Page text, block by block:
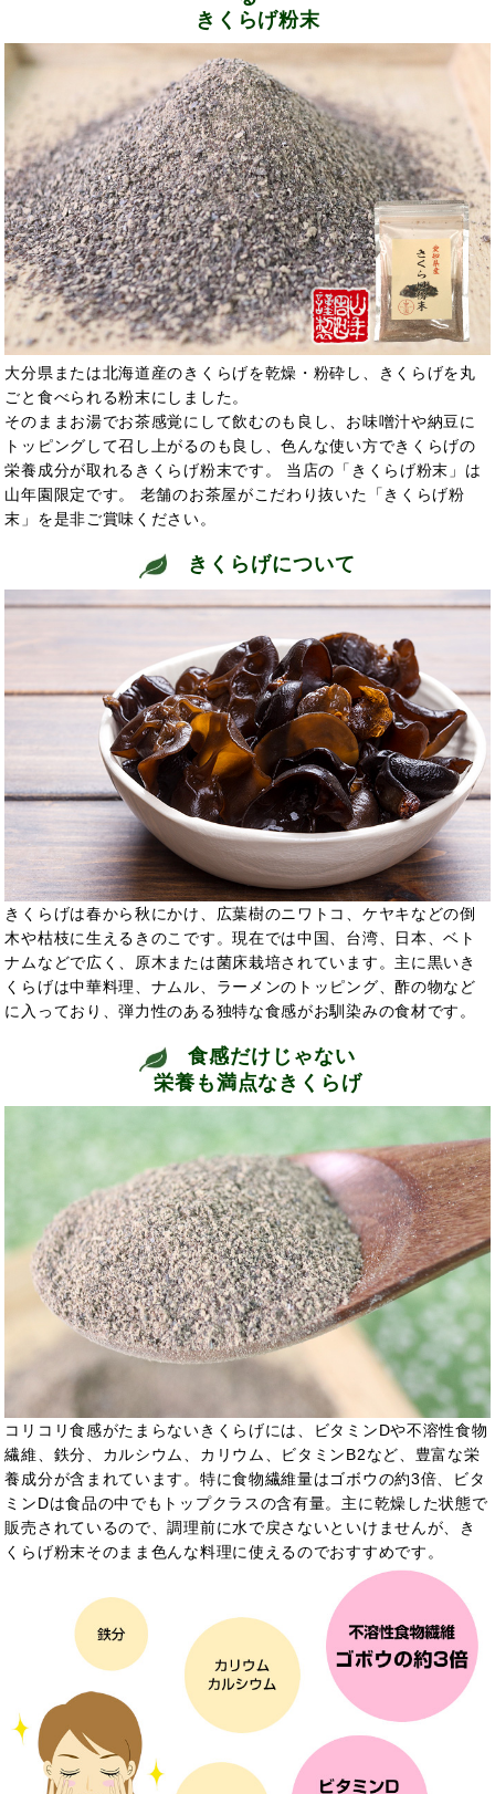
きくらげ粉末
大分県または北海道産のきくらげを乾燥・粉砕し、きくらげを丸
ごと食べられる粉末にしました。
そのままお湯でお茶感覚にして飲むのも良し、お味噌汁や納豆に
トッピングして召し上がるのも良し、色んな使い方できくらげの
栄養成分が取れるきくらげ粉末です。 当店の「きくらげ粉末」は
山年園限定です。 老舗のお茶屋がこだわり抜いた「きくらげ粉
末」を是非ご賞味ください。
きくらげについて
きくらげは春から秋にかけ、広葉樹のニワトコ、ケヤキなどの倒
木や枯枝に生えるきのこです。現在では中国、台湾、日本、ベト
ナムなどで広く、原木または菌床栽培されています。主に黒いき
くらげは中華料理、ナムル、ラーメンのトッピング、酢の物など
に入っており、弾力性のある独特な食感がお馴染みの食材です。
食感だけじゃない
栄養も満点なきくらげ
コリコリ食感がたまらないきくらげには、ビタミンDや不溶性食物
繊維、鉄分、カルシウム、カリウム、ビタミンB2など、豊富な栄
養成分が含まれています。特に食物繊維量はゴボウの約3倍、ビタ
ミンDは食品の中でもトップクラスの含有量。主に乾燥した状態で
販売されているので、調理前に水で戻さないといけませんが、き
くらげ粉末そのまま色んな料理に使えるのでおすすめです。